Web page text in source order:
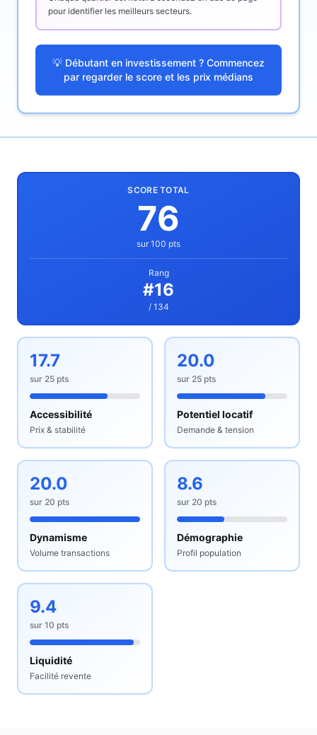
pour identifier les meilleurs secteurs.
💡 Débutant en investissement ? Commencez
par regarder le score et les prix médians
SCORE TOTAL
76
sur 100 pts
Rang
#16
/ 134
17.7
sur 25 pts
Accessibilité
Prix & stabilité
20.0
sur 25 pts
Potentiel locatif
Demande & tension
20.0
sur 20 pts
Dynamisme
Volume transactions
8.6
sur 20 pts
Démographie
Profil population
9.4
sur 10 pts
Liquidité
Facilité revente